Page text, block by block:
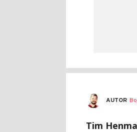
AUTOR
Tim